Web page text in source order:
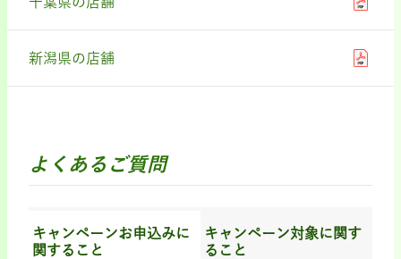
新潟県の店舗
よくあるご質問
キャンペーンお申込みに
関すること
キャンペーン対象に関す
ること